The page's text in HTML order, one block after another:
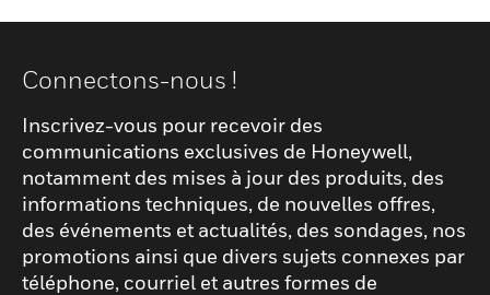
Connectons-nous !
Inscrivez-vous pour recevoir des
communications exclusives de Honeywell,
notamment des mises à jour des produits, des
informations techniques, de nouvelles offres,
des événements et actualités, des sondages, nos
promotions ainsi que divers sujets connexes par
téléphone, courriel et autres formes de